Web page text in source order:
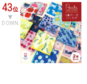
43位
DOWN